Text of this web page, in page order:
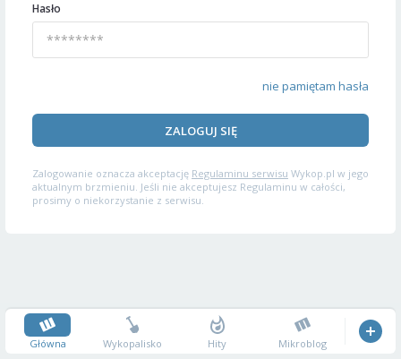
Hasło
nie pamiętam hasła
ZALOGUJ SIĘ
Zalogowanie oznacza akceptację Regulaminu serwisu Wykop.pl w jego
aktualnym brzmieniu. Jeśli nie akceptujesz Regulaminu w całości,
prosimy o niekorzystanie z serwisu.
Główna Wykopalisko Hity Mikroblog